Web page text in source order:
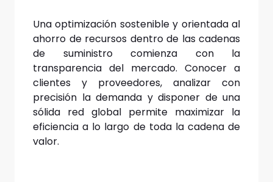
Una optimización sostenible y orientada al
ahorro de recursos dentro de las cadenas
de suministro comienza con la
transparencia del mercado. Conocer a
clientes y proveedores, analizar con
precisión la demanda y disponer de una
sólida red global permite maximizar la
eficiencia a lo largo de toda la cadena de
valor.